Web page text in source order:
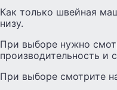
Как только швейная
низу.
При выборе нужно
производительность и
При выборе смотрите